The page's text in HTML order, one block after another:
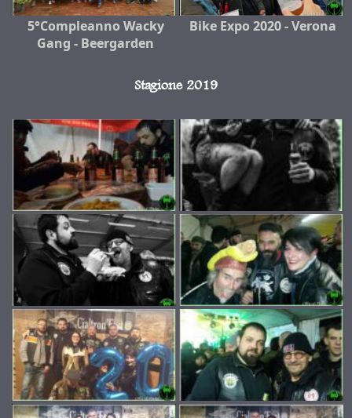
5°Compleanno Wacky
Gang - Beergarden
Bike Expo 2020 - Verona
Stagione 2019